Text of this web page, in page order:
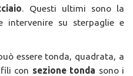
. Questi ultimi sono la
intervenire su sterpaglie e
essere tonda, quadrata, a
con sezione tonda sono i